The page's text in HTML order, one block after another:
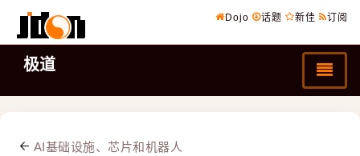
Dojo 话题 新佳 订阅
极道
AI基础设施、芯片和机器人